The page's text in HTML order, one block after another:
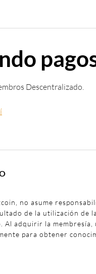
Descentralizado.
no asume
de la utilización de
Al adquirir la membresía,
para obtener